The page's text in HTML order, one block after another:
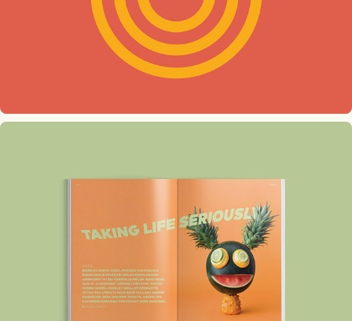
Blend Magazine